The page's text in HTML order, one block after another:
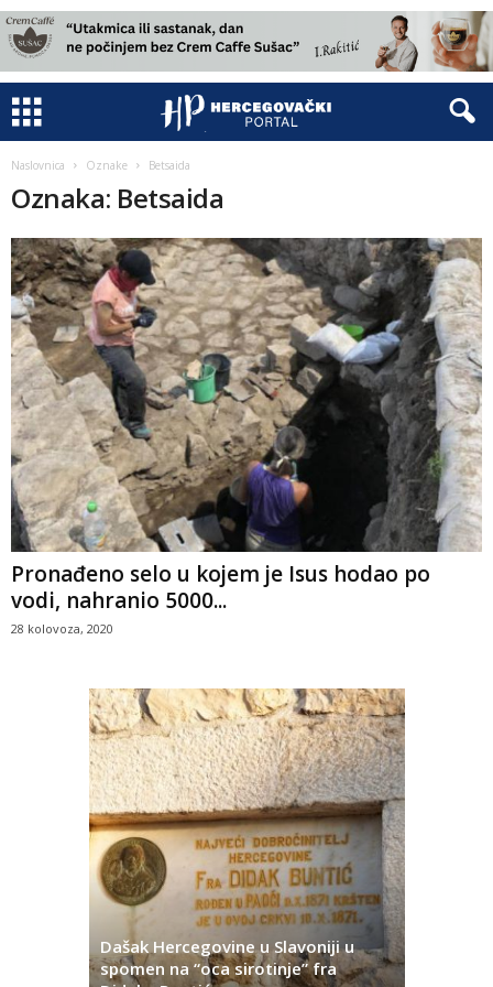
Naslovnica Oznake Betsaida
Oznaka: Betsaida
Pronađeno selo u kojem je Isus hodao po
vodi, nahranio 5000...
28 kolovoza, 2020
Dašak Hercegovine u Slavoniji u
spomen na “oca sirotinje” fra